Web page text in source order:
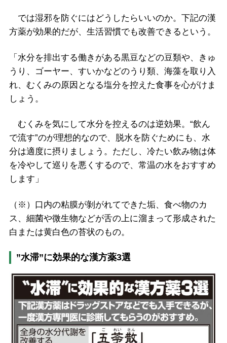
では湿邪を防ぐにはどうしたらいいのか。下記の漢
方薬が効果的だが、生活習慣でも改善できるという。
「水分を排出する働きがある黒豆などの豆類や、きゅ
うり、ゴーヤー、すいかなどのうり類、海藻を取り入
れ、むくみの原因となる塩分を控えた食事を心がけま
しょう。
むくみを気にして水分を控えるのは逆効果。“飲ん
で流す”のが理想的なので、脱水を防ぐためにも、水
分は適度に摂りましょう。ただし、冷たい飲み物は体
を冷やして巡りを悪くするので、常温の水をおすすめ
します」
（※）口内の粘膜が剝がれてできた垢、食べ物のカ
ス、細菌や微生物などが舌の上に溜まって形成された
白または黄白色の苔状のもの。
”水滞”に効果的な漢方薬3選